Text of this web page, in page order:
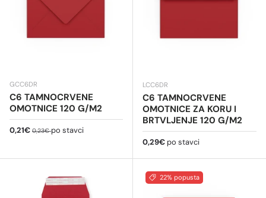
GCC6DR
C6 TAMNOCRVENE
OMOTNICE 120 G/M2
Cijena na sniženju
0,21€ Redovna cijena
0,23€po stavci
LCC6DR
C6 TAMNOCRVENE
OMOTNICE ZA KORU I
BRTVLJENJE 120 G/M2
Redovna cijena
0,29€ po stavci
22% popusta